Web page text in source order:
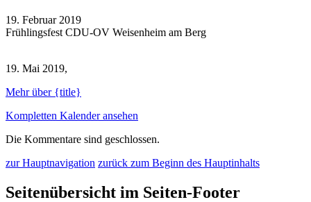
19. Februar 2019
Frühlingsfest CDU-OV Weisenheim am Berg
19. Mai 2019,
Mehrüber {title}
Kompletten Kalender ansehen
Die Kommentare sind geschlossen.
zur Hauptnavigation zurück zum Beginn des Hauptinhalts
Seitenübersicht im Seiten-Footer